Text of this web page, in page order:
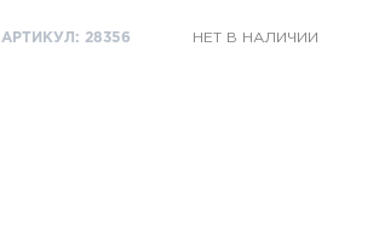
АРТИКУЛ: 28356 НЕТ В НАЛИЧИИ